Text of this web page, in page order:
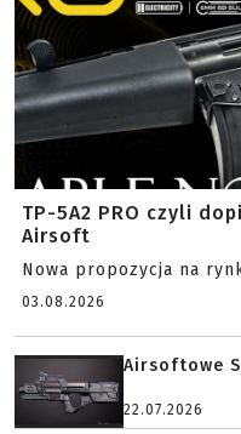
TP-5A2 PRO czyli
Airsoft
Nowa propozycja na
03.08.2026
Airsoftowe
22.07.2026